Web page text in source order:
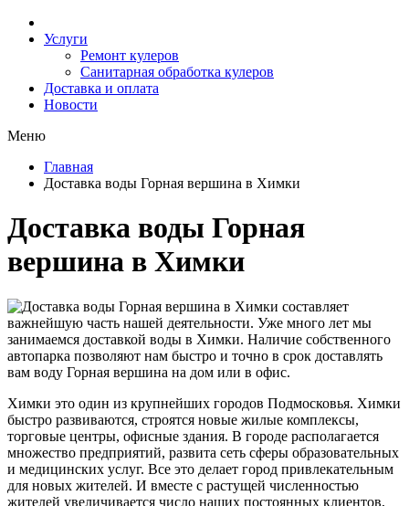
Услуги
Ремонт кулеров
Санитарная обработка кулеров
Доставка и оплата
Новости
Меню
Главная
Доставка воды Горная вершина в Химки
Доставка воды Горная
вершина в Химки
Доставка воды Горная вершина в Химки составляет
важнейшую часть нашей деятельности. Уже много лет мы
занимаемся доставкой воды в Химки. Наличие собственного
автопарка позволяют нам быстро и точно в срок доставлять
вам воду Горная вершина на дом или в офис.
Химки это один из крупнейших городов Подмосковья. Химки
быстро развиваются, строятся новые жилые комплексы,
торговые центры, офисные здания. В городе располагается
множество предприятий, развита сеть сферы образовательных
и медицинских услуг. Все это делает город привлекательным
для новых жителей. И вместе с растущей численностью
жителей увеличивается число наших постоянных клиентов,